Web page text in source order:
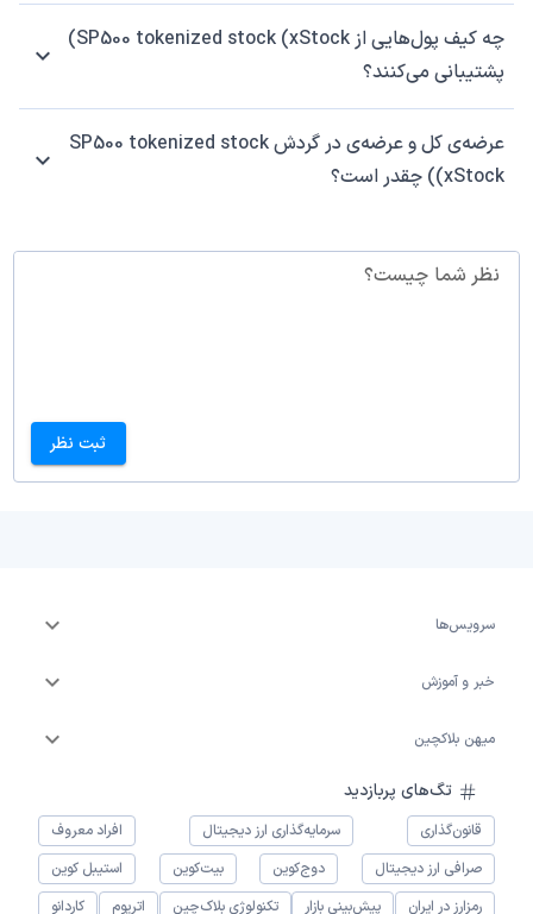
چه کیف پول‌هایی از SP500 tokenized stock (xStock)
پشتیبانی می‌کنند؟
عرضه‌ی کل و عرضه‌ی در گردش SP500 tokenized stock
(xStock) چقدر است؟
نظر شما چیست؟
ثبت نظر
سرویس‌ها
خبر و آموزش
میهن بلاکچین
تگ‌های پربازدید
قانون‌گذاری سرمایه‌گذاری ارز دیجیتال
افراد معروف
صرافی ارز دیجیتال
دوج‌کوین بیت‌کوین
استیبل کوین
رمزارز در ایران
پیش‌بینی بازار تکنولوژی بلاک‌چین اتریوم کاردانو